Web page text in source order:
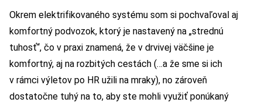
Okrem elektrifikovaného systému som si pochvaľoval aj
komfortný podvozok, ktorý je nastavený na „strednú
tuhosť“, čo v praxi znamená, že v drvivej väčšine je
komfortný, aj na rozbitých cestách (…a že sme si ich
v rámci výletov po HR užili na mraky), no zároveň
dostatočne tuhý na to, aby ste mohli využiť ponúkaný